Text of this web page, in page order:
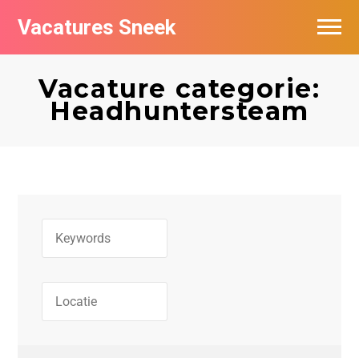
Vacatures Sneek
Vacature categorie:
Headhuntersteam
Vacatures per bedrijf
De populairste vacatures in Sneek